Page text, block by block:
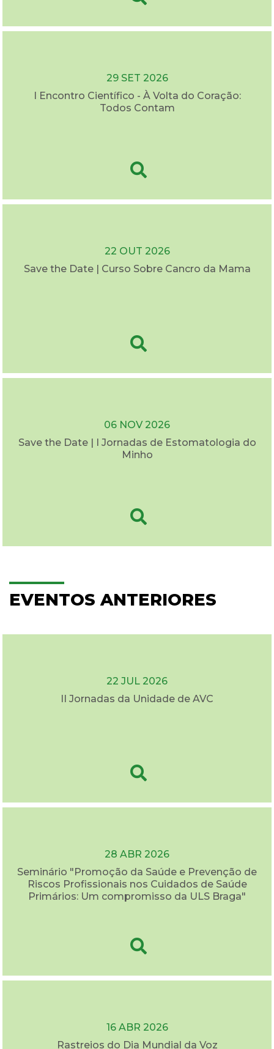
29 SET 2026
I Encontro Científico - À Volta do Coração:
Todos Contam
22 OUT 2026
Save the Date | Curso Sobre Cancro da Mama
06 NOV 2026
Save the Date | I Jornadas de Estomatologia do
Minho
EVENTOS ANTERIORES
22 JUL 2026
II Jornadas da Unidade de AVC
28 ABR 2026
Seminário "Promoção da Saúde e Prevenção de
Riscos Profissionais nos Cuidados de Saúde
Primários: Um compromisso da ULS Braga"
16 ABR 2026
Rastreios do Dia Mundial da Voz